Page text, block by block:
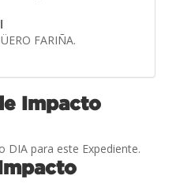
FARIÑA.
Impacto
DIA para este Expediente.